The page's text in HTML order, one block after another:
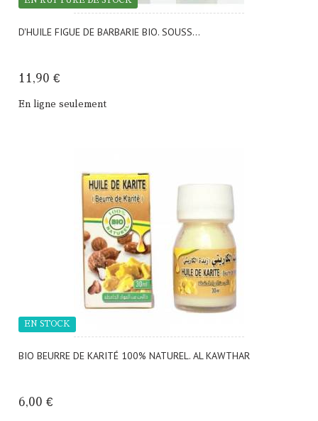
D'HUILE FIGUE DE BARBARIE BIO. SOUSS...
11,90 €
En ligne seulement
BIO BEURRE DE KARITÉ 100% NATUREL. AL KAWTHAR
6,00 €
EN STOCK